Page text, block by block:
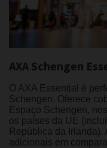
AXA Schengen
O AXA Essential é
Schengen. Oferece
Espaço Schengen,
os países da UE
República da Irlanda).
adicionais em